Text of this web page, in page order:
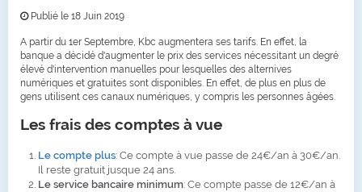
Publié le 18 Juin 2019
A partir du 1er Septembre, Kbc augmentera ses tarifs. En effet, la
banque a décidé d'augmenter le prix des services nécessitant un degré
élevé d'intervention manuelles pour lesquelles des alternives
numériques et gratuites sont disponibles. En effet, de plus en plus de
gens utilisent ces canaux numériques, y compris les personnes âgées.
Les frais des comptes à vue
Le compte plus: Ce compte à vue passe de 24€/an à 30€/an.
Il reste gratuit jusque 24 ans.
Le service bancaire minimum: Ce compte passe de 12€/an à